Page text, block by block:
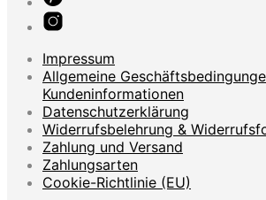
Impressum
Allgemeine
Kundeninformationen
Datenschutzerklärung
Widerrufsbelehrung &
Zahlung und Versand
Zahlungsarten
Cookie-Richtlinie (EU)